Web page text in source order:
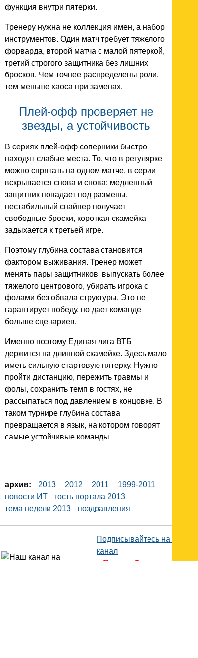
функция внутри пятерки.
Тренеру нужна не коллекция имен, а набор
инструментов. Один матч требует тяжелого
форварда, второй матча с малой пятеркой,
третий строгого защитника без лишних
бросков. Чем точнее распределены роли,
тем меньше хаоса при заменах.
Плей-офф проверяет не
звезды, а устойчивость
В сериях плей-офф соперники быстро
находят слабые места. То, что в регулярке
можно спрятать на одном матче, в серии
вскрывается снова и снова: медленный
защитник попадает под размены,
нестабильный снайпер получает
свободные броски, короткая скамейка
задыхается к третьей игре.
Поэтому глубина состава становится
фактором выживания. Тренер может
менять пары защитников, выпускать более
тяжелого центрового, убирать игрока с
фолами без обвала структуры. Это не
гарантирует победу, но дает команде
больше сценариев.
Именно поэтому Единая лига ВТБ
держится на длинной скамейке. Здесь мало
иметь сильную стартовую пятерку. Нужно
пройти дистанцию, пережить травмы и
фолы, сохранить темп в гостях, не
рассыпаться под давлением в концовке. В
таком турнире глубина состава
превращается в язык, на котором говорят
самые устойчивые команды.
архив: 2013 2012 2011
1999-2011
новости ИТ
гость портала 2013
тема недели 2013
поздравления
Подписывайтесь на наш
канал
Яндекс.Дзен